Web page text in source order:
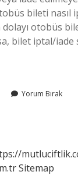
bileti nasıl
otobüs
bilet iptal/iade
Yorum Bırak
Sitemap